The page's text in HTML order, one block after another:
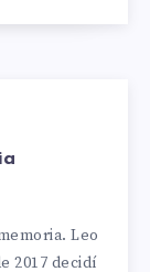
Leo
2017 decidí